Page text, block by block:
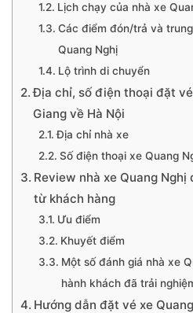
Lịch chạy của nhà xe
Các điểm đón/trả và
Quang Nghị
Lộ trình di chuyển
Địa chỉ, số điện thoại đặt
Giang về Hà Nội
Địa chỉ nhà xe
Số điện thoại xe Quang
Review nhà xe Quang Nghị
từ khách hàng
Ưu điểm
Khuyết điểm
Một số đánh giá nhà xe
hành khách đã trải
Hướng dẫn đặt vé xe